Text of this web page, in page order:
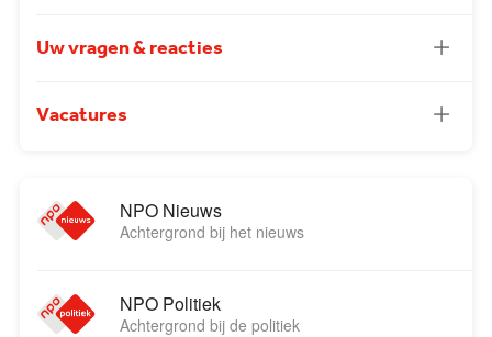
Uw vragen & reacties
Vacatures
NPO Nieuws
Achtergrond bij het nieuws
NPO Politiek
Achtergrond bij de politiek